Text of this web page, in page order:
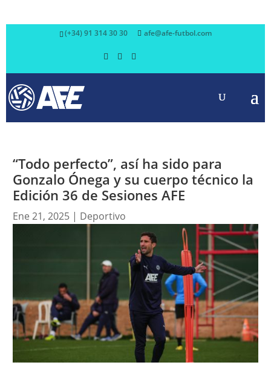
(+34) 91 314 30 30 afe@afe-futbol.com
“Todo perfecto”, así ha sido para
Gonzalo Ónega y su cuerpo técnico la
Edición 36 de Sesiones AFE
Ene 21, 2025| Deportivo